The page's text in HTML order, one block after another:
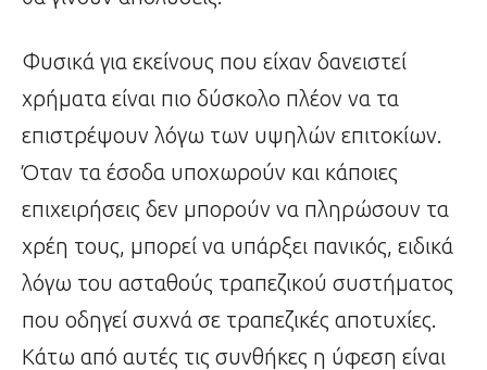
Φυσικά για εκείνους που είχαν δανειστεί
χρήματα είναι πιο δύσκολο πλέον να τα
επιστρέψουν λόγω των υψηλών επιτοκίων.
Όταν τα έσοδα υποχωρούν και κάποιες
επιχειρήσεις δεν μπορούν να πληρώσουν τα
χρέη τους, μπορεί να υπάρξει πανικός, ειδικά
λόγω του ασταθούς τραπεζικού συστήματος
που οδηγεί συχνά σε τραπεζικές αποτυχίες.
Κάτω από αυτές τις συνθήκες η ύφεση είναι